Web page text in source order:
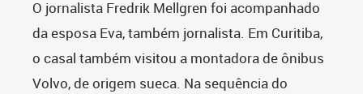
O jornalista Fredrik Mellgren foi acompanhado
da esposa Eva, também jornalista. Em Curitiba,
o casal também visitou a montadora de ônibus
Volvo, de origem sueca. Na sequência do